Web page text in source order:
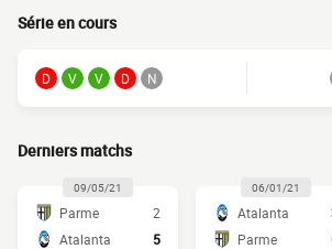
Série en cours
D V V D N
Derniers matchs
09/05/21
Parme
2
Atalanta
5
06/01/21
Atalanta
Parme